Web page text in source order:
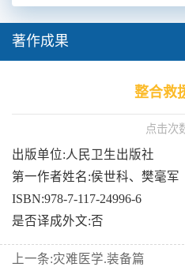
著作成果
整合救
点击次
出版单位:人民卫生出版社
第一作者姓名:侯世科、樊毫军
ISBN:978-7-117-24996-6
是否译成外文:否
上一条:灾难医学.装备篇